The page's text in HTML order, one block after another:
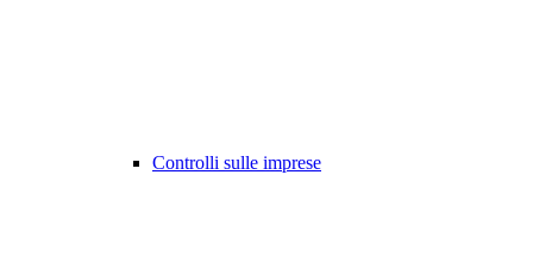
Controlli sulle imprese